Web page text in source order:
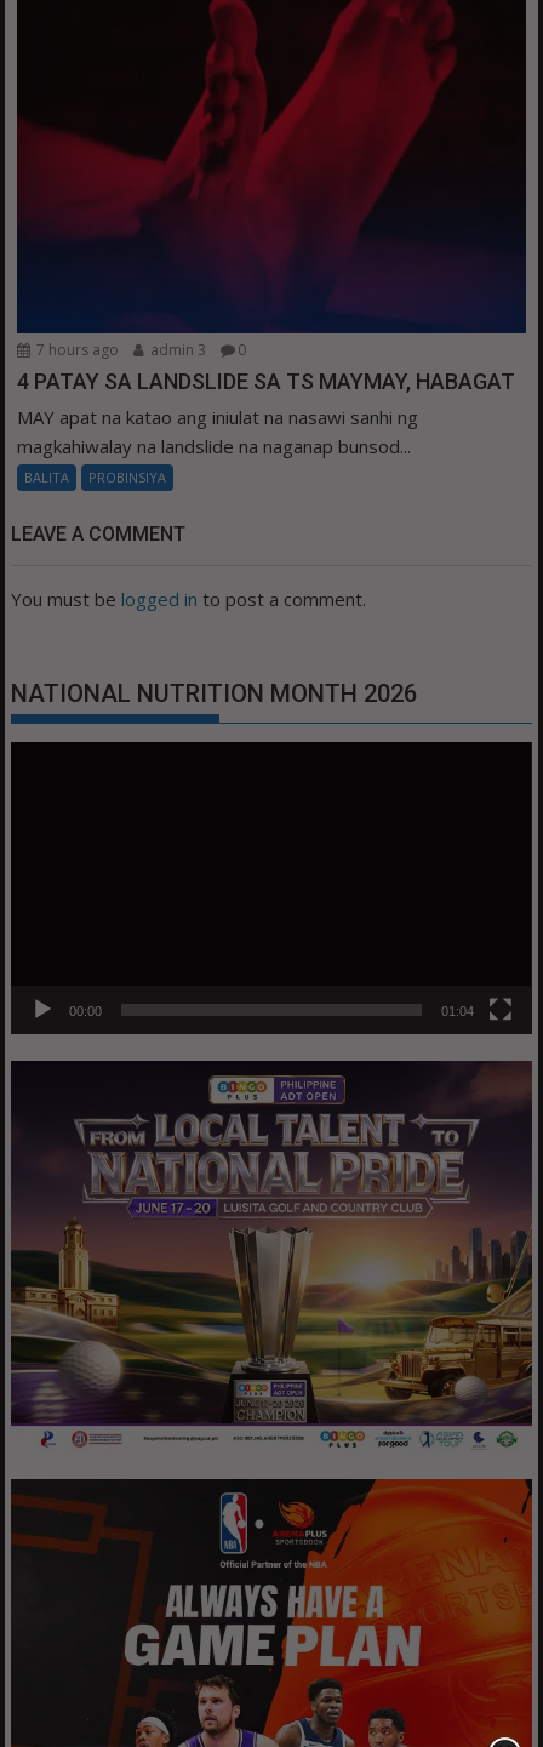
7 hours ago admin 3 0
4 PATAY SA LANDSLIDE SA TS MAYMAY, HABAGAT
MAY apat na katao ang iniulat na nasawi sanhi ng
magkahiwalay na landslide na naganap bunsod...
BALITA PROBINSIYA
LEAVE A COMMENT
You must be logged in to post a comment.
NATIONAL NUTRITION MONTH 2026
00:00 01:04